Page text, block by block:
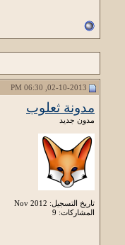
مدونة ثعلوب
مدون جديد
تاريخ التسجيل: Nov 2012
المشاركات: 9